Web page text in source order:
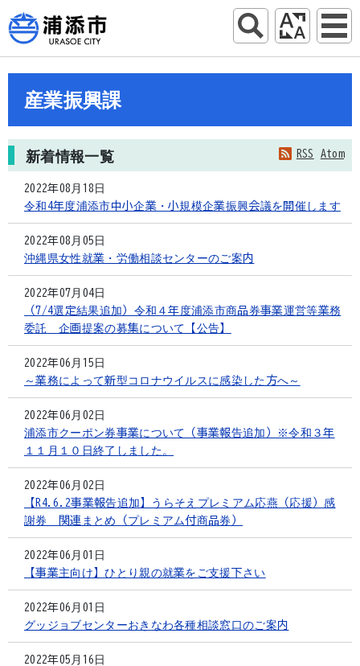
産業振興課
RSS Atom
新着情報一覧
2022年08月18日
令和4年度浦添市中小企業・小規模企業振興会議を開催します
2022年08月05日
沖縄県女性就業・労働相談センターのご案内
2022年07月04日
（7/4選定結果追加）令和４年度浦添市商品券事業運営等業務
委託 企画提案の募集について【公告】
2022年06月15日
～業務によって新型コロナウイルスに感染した方へ～
2022年06月02日
浦添市クーポン券事業について（事業報告追加）※令和３年
１１月１０日終了しました。
2022年06月02日
【R4.6.2事業報告追加】うらそえプレミアム応燕（応援）感
謝券 関連まとめ（プレミアム付商品券）
2022年06月01日
【事業主向け】ひとり親の就業をご支援下さい
2022年06月01日
グッジョブセンターおきなわ各種相談窓口のご案内
2022年05月16日